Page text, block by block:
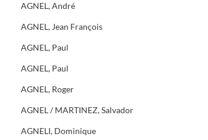
AGNEL, André
AGNEL, Jean François
AGNEL, Paul
AGNEL, Paul
AGNEL, Roger
AGNEL / MARTINEZ, Salvador
AGNELI, Dominique